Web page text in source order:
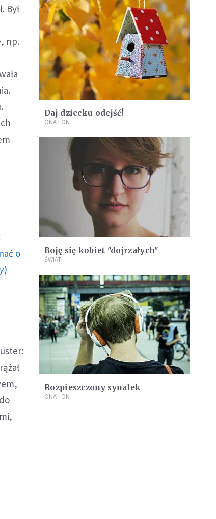
Był
np.
o
)
Daj dziecku odejść!
ONA I ON
Boję się kobiet "dojrzałych"
ŚWIAT
Rozpieszczony synalek
ONA I ON